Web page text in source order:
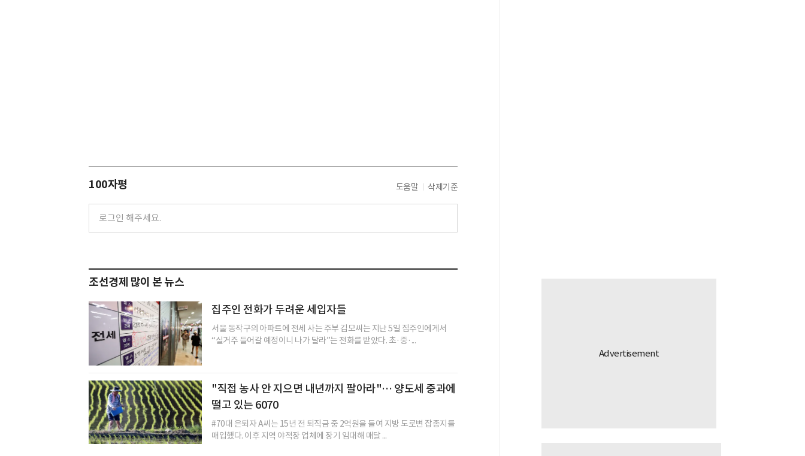
100자평 도움말 삭제기준
조선경제 많이 본 뉴스
집주인 전화가 두려운 세입자들
서울 동작구의 아파트에 전세 사는 주부 김모씨는 지난 5일 집주인에게서
“실거주 들어갈 예정이니 나가 달라”는 전화를 받았다. 초·중·...
"직접 농사 안 지으면 내년까지 팔아라"… 양도세 중과에
떨고 있는 6070
#70대 은퇴자 A씨는 15년 전 퇴직금 중 2억원을 들여 지방 도로변 잡종지를
매입했다. 이후 지역 야적장 업체에 장기 임대해 매달 ...